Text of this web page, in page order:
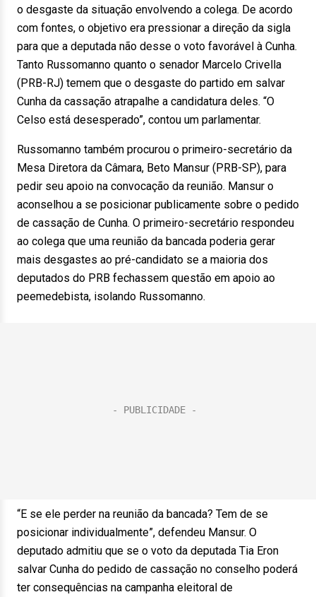
o desgaste da situação envolvendo a colega. De acordo
com fontes, o objetivo era pressionar a direção da sigla
para que a deputada não desse o voto favorável à Cunha.
Tanto Russomanno quanto o senador Marcelo Crivella
(PRB-RJ) temem que o desgaste do partido em salvar
Cunha da cassação atrapalhe a candidatura deles. “O
Celso está desesperado”, contou um parlamentar.
Russomanno também procurou o primeiro-secretário da
Mesa Diretora da Câmara, Beto Mansur (PRB-SP), para
pedir seu apoio na convocação da reunião. Mansur o
aconselhou a se posicionar publicamente sobre o pedido
de cassação de Cunha. O primeiro-secretário respondeu
ao colega que uma reunião da bancada poderia gerar
mais desgastes ao pré-candidato se a maioria dos
deputados do PRB fechassem questão em apoio ao
peemedebista, isolando Russomanno.
“E se ele perder na reunião da bancada? Tem de se
posicionar individualmente”, defendeu Mansur. O
deputado admitiu que se o voto da deputada Tia Eron
salvar Cunha do pedido de cassação no conselho poderá
ter consequências na campanha eleitoral de